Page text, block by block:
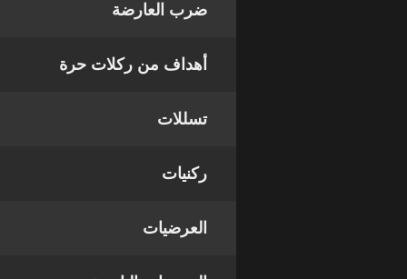
ضرب العارضة
أهداف من ركلات حرة
تسللات
ركنيات
العرضيات